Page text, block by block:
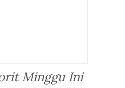
Minggu Ini